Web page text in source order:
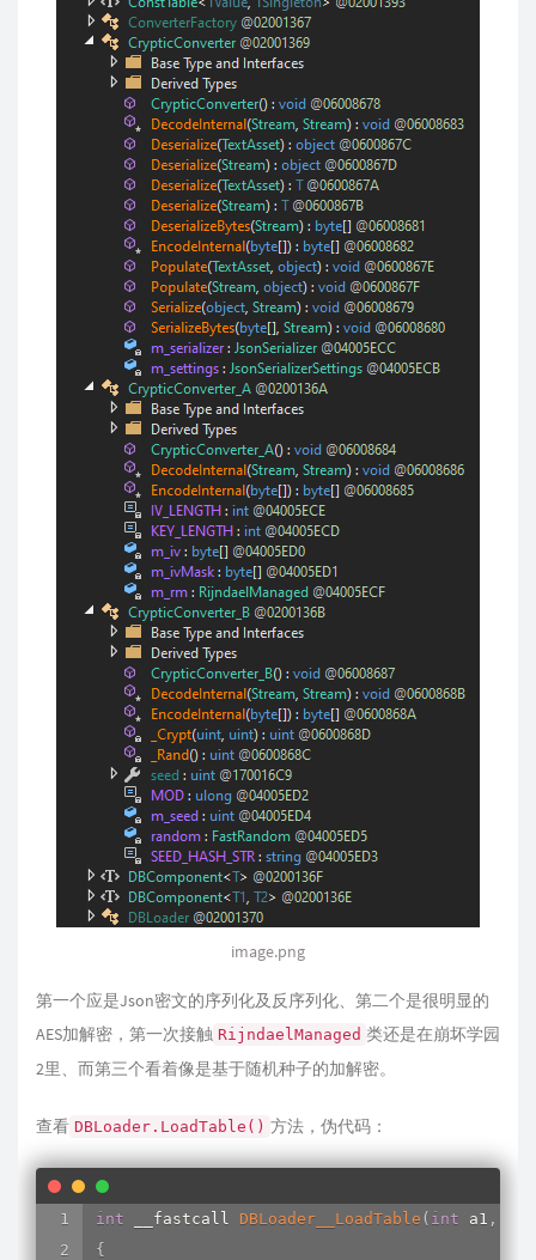
image.png
第一个应是Json密文的序列化及反序列化、第二个是很明显的
AES加解密，第一次接触 RijndaelManaged 类还是在崩坏学园
2里、而第三个看着像是基于随机种子的加解密。
查看 DBLoader.LoadTable() 方法，伪代码：
int __fastcall DBLoader__LoadTable ( int a1 ,
{